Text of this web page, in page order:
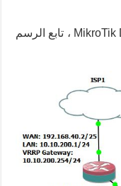
لتكوين شبكة VRRP مع MikroTik DHCP Server ، تابع الرسم